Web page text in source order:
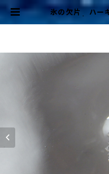
氷の欠片 ハー
25* |